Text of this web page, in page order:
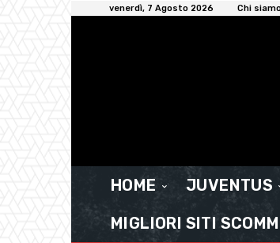
venerdì, 7 Agosto 2026 Chi
HOME JUVENTUS
MIGLIORI SITI